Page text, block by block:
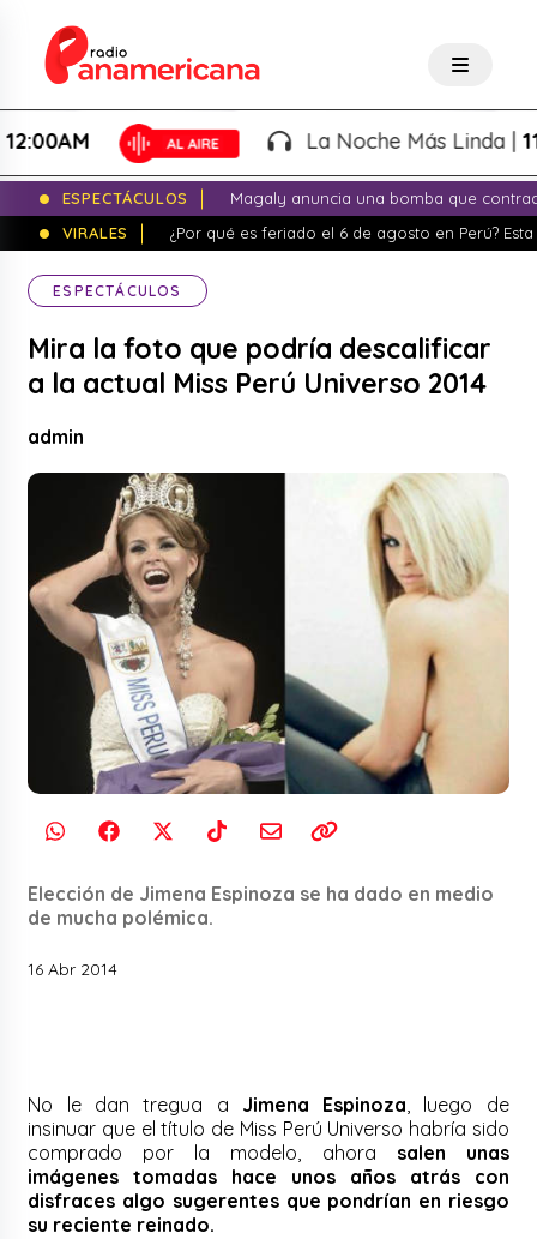
La Noche Más Linda |
ESPECTÁCULOS
Magaly anuncia una bomba que
VIRALES
¿Por qué es feriado el 6 de agosto en Perú?
ESPECTÁCULOS
Mira la foto que podría descalificar
a la actual Miss Perú Universo 2014
admin
Elección de Jimena Espinoza se ha dado en medio
de mucha polémica.
16 Abr 2014
No le dan tregua a Jimena Espinoza, luego de
insinuar que el título de Miss Perú Universo habría sido
comprado por la modelo, ahora salen unas
imágenes tomadas hace unos años atrás con
disfraces algo sugerentes que pondrían en riesgo
su reciente reinado.